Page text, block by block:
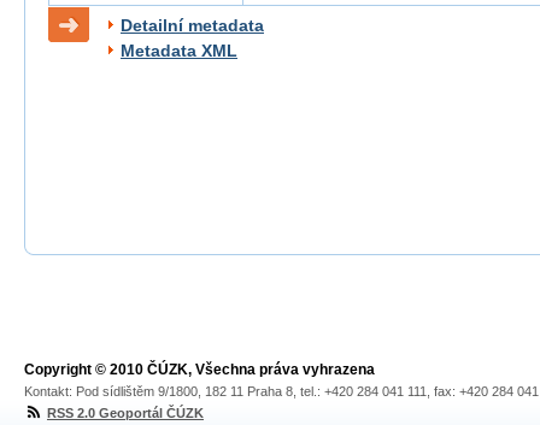
Detailní metadata
Metadata XML
Copyright © 2010 ČÚZK, Všechna práva vyhrazena
Kontakt: Pod sídlištěm 9/1800, 182 11 Praha 8, tel.: +420 284 041 111, fax: +420 284
RSS 2.0 Geoportál ČÚZK